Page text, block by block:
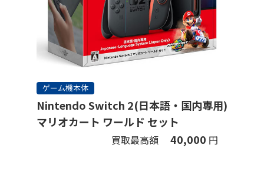
ゲーム機本体
Nintendo Switch 2(日本語・国内専用)
マリオカート ワールド セット
買取最高額 40,000 円